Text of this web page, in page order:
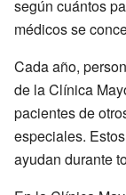
según cuántos
médicos se
Cada año,
de la Clínica
pacientes de
especiales.
ayudan durante